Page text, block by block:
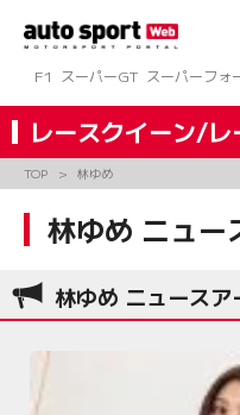
ツ
へ
ス
キ
ッ
F1
スーパーGT スーパーフォ
レースクイーン/
TOP 林ゆめ
林ゆめ ニュー
林ゆめ ニュースア